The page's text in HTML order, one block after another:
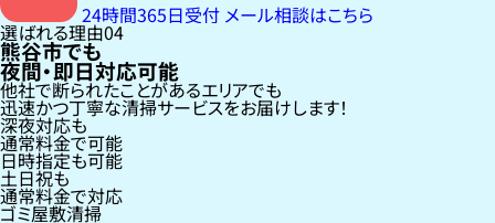
24時間365日受付 メール相談はこちら
選ばれる理由04
熊谷市でも
夜間・即日対応可能
他社で断られたことがあるエリアでも
迅速かつ丁寧な清掃サービスをお届けします！
深夜対応も
通常料金で可能
日時指定も可能
土日祝も
通常料金で対応
ゴミ屋敷清掃